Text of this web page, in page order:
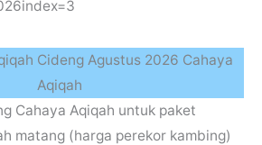
Cideng Agustus 2026 Cahaya
Aqiqah
Cahaya Aqiqah untuk paket
matang (harga perekor kambing)